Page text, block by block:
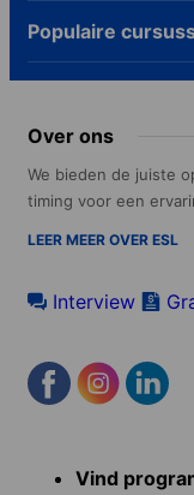
Populaire
Over ons
We bieden de juiste
timing voor een
LEER MEER OVER ESL
Interview
menu Vind